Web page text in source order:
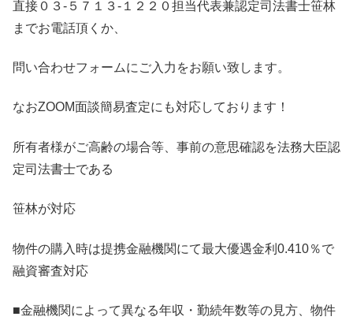
直接０３-５７１３-１２２０担当代表兼認定司法書士笹林
までお電話頂くか、
問い合わせフォームにご入力をお願い致します。
なおZOOM面談簡易査定にも対応しております！
所有者様がご高齢の場合等、事前の意思確認を法務大臣認
定司法書士である
笹林が対応
物件の購入時は提携金融機関にて最大優遇金利0.410％で
融資審査対応
■金融機関によって異なる年収・勤続年数等の見方、物件